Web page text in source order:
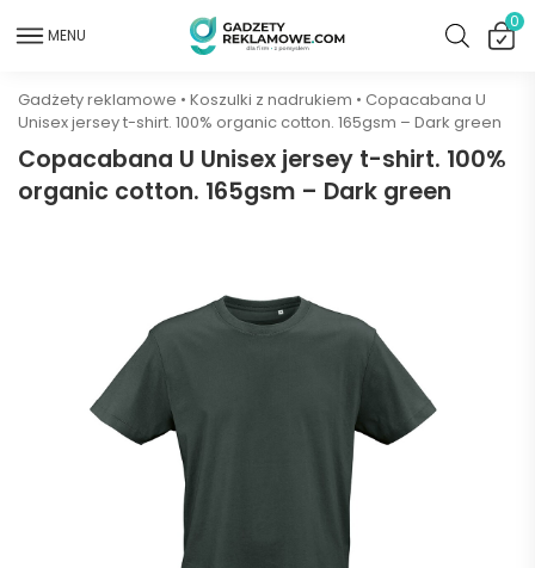
MENU
0
Gadżety reklamowe • Koszulki z nadrukiem • Copacabana U
Unisex jersey t-shirt. 100% organic cotton. 165gsm – Dark green
Copacabana U Unisex jersey t-shirt. 100%
organic cotton. 165gsm – Dark green